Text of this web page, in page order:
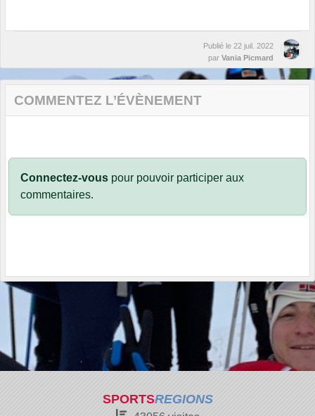
Publié le 22 juil. 2022
par Vania Picmard
COMMENTEZ L’ÉVÈNEMENT
Connectez-vous pour pouvoir participer aux
commentaires.
SPORTSREGIONS